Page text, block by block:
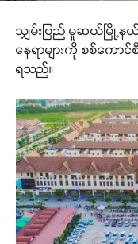
သျှမ်းပြည် မူဆယ်မြို့
နေရာများကို စစ်ကော
ရသည်။